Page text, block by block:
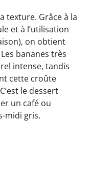
texture. Grâce à la
et à l’utilisation
on obtient
bananes très
intense, tandis
cette croûte
le dessert
un café ou
midi gris.